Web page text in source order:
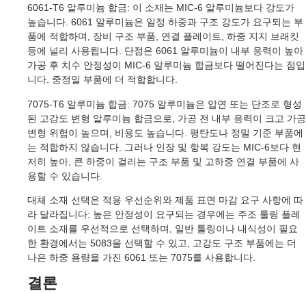
6061-T6 알루미늄 합금: 이 소재는 MIC-6 알루미늄보다 강도가
높습니다. 6061 알루미늄은 일정 하중과 구조 강도가 요구되는 부
품에 적합하며, 장비 구조 부품, 연결 플레이트, 하중 지지 브래킷
등에 널리 사용됩니다. 단점은 6061 알루미늄이 내부 응력이 높아
가공 후 치수 안정성이 MIC-6 알루미늄 합금보다 떨어진다는 점입
니다. 중정밀 부품에 더 적합합니다.
7075-T6 알루미늄 합금: 7075 알루미늄은 압연 또는 단조로 형성
된 고강도 변형 알루미늄 합금으로, 가공 전 내부 응력이 크고 가공
변형 위험이 높으며, 비용도 높습니다. 평탄도나 정밀 기준 부품에
는 적합하지 않습니다. 그러나 인장 및 항복 강도는 MIC-6보다 현
저히 높아, 큰 하중이 걸리는 구조 부품 및 고하중 연결 부품에 사
용할 수 있습니다.
대체 소재 선택은 적용 우선순위와 제품 표면 마감 요구 사항에 따
라 달라집니다: 높은 안정성이 요구되는 경우에는 주조 툴링 플레
이트 소재를 우선적으로 선택하며, 일반 툴링이나 내식성이 필요
한 환경에서는 5083을 선택할 수 있고, 고강도 구조 부품에는 더
나은 하중 용량을 가진 6061 또는 7075를 사용합니다.
결론